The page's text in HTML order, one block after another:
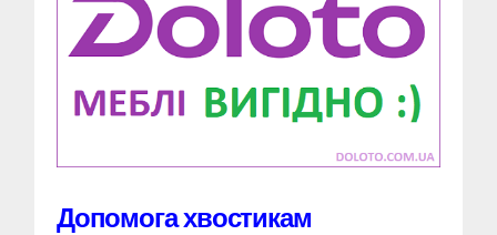
Допомога хвостикам